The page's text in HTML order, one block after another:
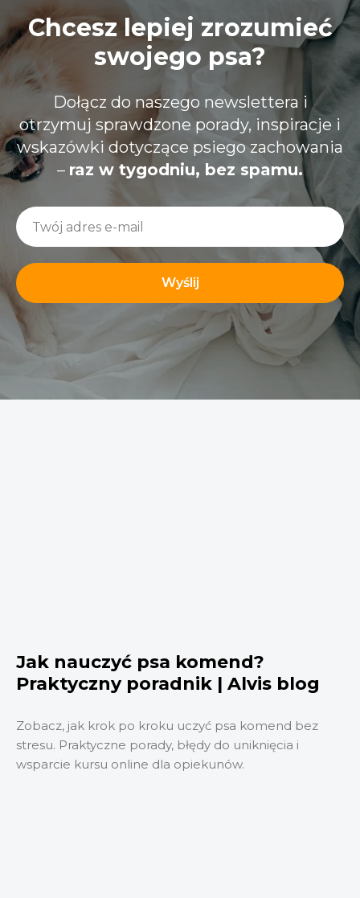
Chcesz lepiej zrozumieć
swojego psa?
Dołącz do naszego newslettera i
otrzymuj sprawdzone porady, inspiracje i
wskazówki dotyczące psiego zachowania
– raz w tygodniu, bez spamu.
Wyślij
Jak nauczyć psa komend?
Praktyczny poradnik | Alvis blog
Zobacz, jak krok po kroku uczyć psa komend bez
stresu. Praktyczne porady, błędy do uniknięcia i
wsparcie kursu online dla opiekunów.